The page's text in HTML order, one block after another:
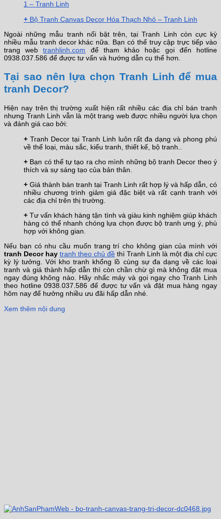
1 – Tranh Linh
+ Bộ Tranh Canvas Decor Hóa Thạch Nhỏ – Tranh Linh
Ngoài những mẫu tranh nổi bật trên, tại Tranh Linh còn cực kỳ
nhiều mẫu tranh decor khác nữa. Bạn có thể truy cập trực tiếp vào
trang webtranhlinh.com để tham khảo hoặc gọi đến hotline
0938.037.586 để được tư vấn và hướng dẫn cụ thể hơn.
Tại sao nên lựa chọn Tranh Linh để mua
tranh Decor?
Hiện nay trên thị trường xuất hiện rất nhiều các địa chỉ bán tranh
nhưng Tranh Linh vẫn là một trang web được nhiều người lựa chọn
và đánh giá cao bởi:
+ Tranh Decor tại Tranh Linh luôn rất đa dạng và phong phú
về thể loại, màu sắc, kiểu tranh, thiết kế, bộ tranh..
+ Bạn có thể tự tạo ra cho mình những bộ tranh Decor theo ý
thích và sự sáng tạo của bản thân.
+ Giá thành bán tranh tại Tranh Linh rất hợp lý và hấp dẫn, có
nhiều chương trình giảm giá đặc biệt và rất cạnh tranh với
các địa chỉ trên thị trường.
+ Tư vấn khách hàng tận tình và giàu kinh nghiệm giúp khách
hàng có thể nhanh chóng lựa chọn được bộ tranh ưng ý, phù
hợp với không gian.
Nếu bạn có nhu cầu muốn trang trí cho không gian của mình với
tranh Decor hay tranh theo chủ đề thì Tranh Linh là một địa chỉ cực
kỳ lý tưởng. Với kho tranh khổng lồ cùng sự đa dạng về các loại
tranh và giá thành hấp dẫn thì còn chần chừ gì mà không đặt mua
ngay đúng không nào. Hãy nhấc máy và gọi ngay cho Tranh Linh
theo hotline 0938.037.586 để được tư vấn và đặt mua hàng ngay
hôm nay để hưởng nhiều ưu đãi hấp dẫn nhé.
Xem thêm nội dung